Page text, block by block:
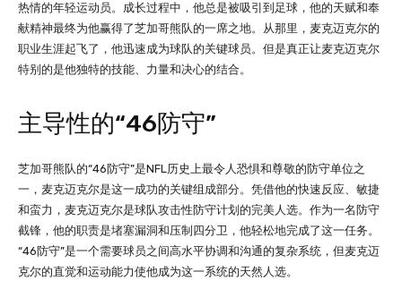
热情的年轻运动员。成长过程中，他总是被吸引到足球，他的天赋和奉
献精神最终为他赢得了芝加哥熊队的一席之地。从那里，麦克迈克尔的
职业生涯起飞了，他迅速成为球队的关键球员。但是真正让麦克迈克尔
特别的是他独特的技能、力量和决心的结合。
主导性的“46防守”
芝加哥熊队的“46防守”是NFL历史上最令人恐惧和尊敬的防守单位之
一，麦克迈克尔是这一成功的关键组成部分。凭借他的快速反应、敏捷
和蛮力，麦克迈克尔是球队攻击性防守计划的完美人选。作为一名防守
截锋，他的职责是堵塞漏洞和压制四分卫，他轻松地完成了这一任务。
“46防守”是一个需要球员之间高水平协调和沟通的复杂系统，但麦克迈
克尔的直觉和运动能力使他成为这一系统的天然人选。